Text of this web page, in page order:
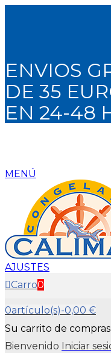
ENVIOS
DE 35
EN 24-48
MENÚ
AJUSTES
Carro0
0artículo(s)-0,00 €
Su carrito de
Bienvenido Iniciar